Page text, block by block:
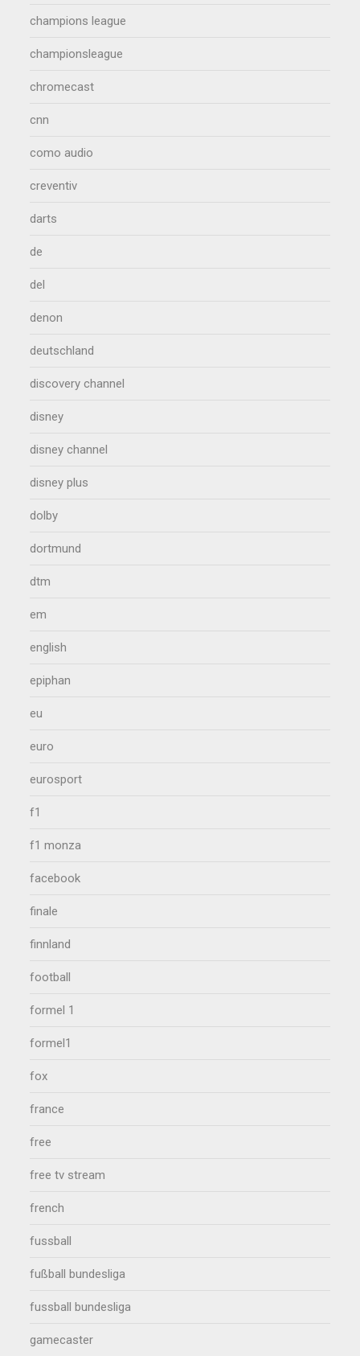
champions league
championsleague
chromecast
cnn
como audio
creventiv
darts
de
del
denon
deutschland
discovery channel
disney
disney channel
disney plus
dolby
dortmund
dtm
em
english
epiphan
eu
euro
eurosport
f1
f1 monza
facebook
finale
finnland
football
formel 1
formel1
fox
france
free
free tv stream
french
fussball
fußball bundesliga
fussball bundesliga
gamecaster